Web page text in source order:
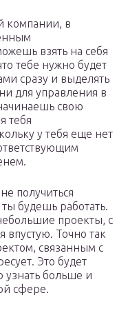
компании, в
взять на себя
тебе нужно будет
сразу и выделять
для управления в
свою
тебя
у тебя еще нет
получиться
будешь работать.
проекты, с
впустую. Точно так
связанным с
Это будет
узнать больше и
сфере.